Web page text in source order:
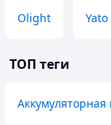
Olight Yato
ТОП теги